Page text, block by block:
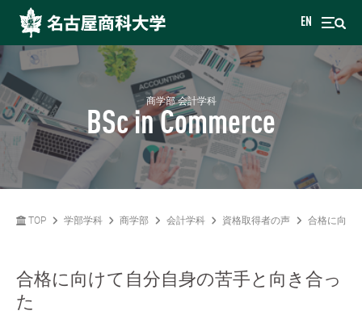
EN
商学部 会計学科
BSc in Commerce
TOP 学部学科 商学部 会計学科 資格取得者の声 合格に向け
合格に向けて自分自身の苦手と向き合っ
た